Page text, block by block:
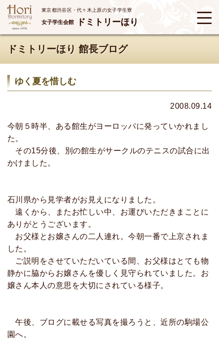
東京都渋谷区・代々木上原の女子学生寮
女子学生会館 ドミトリーほり
ドミトリーほり 館長ブログ
ゆく夏を惜しむ
2008.09.14
今朝５時半、ある館生がヨーロッパに発っていかれまし
た。
その15分後、別の館生がサークルのテニスの試合に出
かけました。
石川県から見学者がお見えになりました。
遠くから、またお忙しい中、お運びいただきまことに
ありがとうございます。
お父様とお嬢さんの二人連れ。今朝一番で上京されま
した。
ご説明をさせていただいている間、お父様はとても物
静かに脇からお嬢さんを優しく見守られていました。お
嬢さん本人の意思を大切にされている様子。
午後、ブログに載せる写真を撮ろうと、近所の駒場公
園へ。